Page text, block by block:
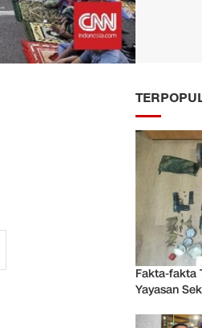
Fakta-fakta
Yayasan